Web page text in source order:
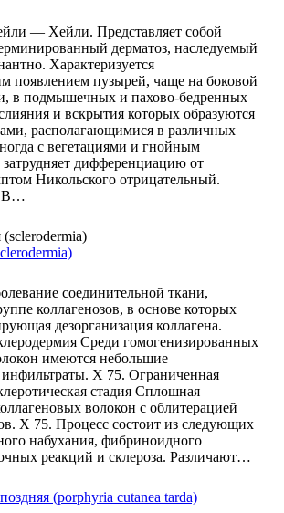
— Хейли. Представляет собой
дерматоз, наследуемый
Характеризуется
появлением пузырей, чаще на боковой
в подмышечных и пахово-бедренных
и вскрытия которых образуются
располагающимися в различных
с вегетациями и гнойным
дифференциацию от
Никольского отрицательный.
В…
соединительной ткани,
коллагенозов, в основе которых
дезорганизация коллагена.
Среди гомогенизированных
имеются небольшие
X 75. Ограниченная
стадия Сплошная
волокон с облитерацией
X 75. Процесс состоит из следующих
набухания, фибриноидного
реакций и склероза. Различают…
(porphyria cutanea tarda)